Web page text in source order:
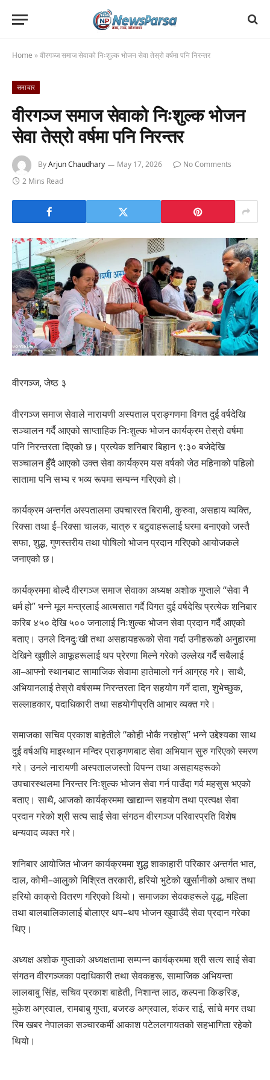
Home »वीरगञ्ज समाज सेवाको निःशुल्क भोजन सेवा तेस्रो वर्षमा पनि निरन्तर
समाचार
वीरगञ्ज समाज सेवाको निःशुल्क भोजन
सेवा तेस्रो वर्षमा पनि निरन्तर
ByArjun Chaudhary May 17, 2026
No Comments
2 Mins Read
वीरगञ्ज, जेष्ठ ३
वीरगञ्ज समाज सेवाले नारायणी अस्पताल प्राङ्गणमा विगत दुई वर्षदेखि
सञ्चालन गर्दै आएको साप्ताहिक निःशुल्क भोजन कार्यक्रम तेस्रो वर्षमा
पनि निरन्तरता दिएको छ। प्रत्येक शनिबार बिहान ९:३० बजेदेखि
सञ्चालन हुँदै आएको उक्त सेवा कार्यक्रम यस वर्षको जेठ महिनाको पहिलो
सातामा पनि सभ्य र भव्य रूपमा सम्पन्न गरिएको हो।
कार्यक्रम अन्तर्गत अस्पतालमा उपचाररत बिरामी, कुरुवा, असहाय व्यक्ति,
रिक्सा तथा ई–रिक्सा चालक, यात्रु र बटुवाहरूलाई घरमा बनाएको जस्तै
सफा, शुद्ध, गुणस्तरीय तथा पोषिलो भोजन प्रदान गरिएको आयोजकले
जनाएको छ।
कार्यक्रममा बोल्दै वीरगञ्ज समाज सेवाका अध्यक्ष अशोक गुप्ताले “सेवा नै
धर्म हो” भन्ने मूल मन्त्रलाई आत्मसात गर्दै विगत दुई वर्षदेखि प्रत्येक शनिबार
करिब ४५० देखि ५०० जनालाई निःशुल्क भोजन सेवा प्रदान गर्दै आएको
बताए। उनले दिनदुःखी तथा असहायहरूको सेवा गर्दा उनीहरूको अनुहारमा
देखिने खुशीले आफूहरूलाई थप प्रेरणा मिल्ने गरेको उल्लेख गर्दै सबैलाई
आ–आफ्नो स्थानबाट सामाजिक सेवामा हातेमालो गर्न आग्रह गरे। साथै,
अभियानलाई तेस्रो वर्षसम्म निरन्तरता दिन सहयोग गर्ने दाता, शुभेच्छुक,
सल्लाहकार, पदाधिकारी तथा सहयोगीप्रति आभार व्यक्त गरे।
समाजका सचिव प्रकाश बाहेतीले “कोही भोकै नरहोस्” भन्ने उद्देश्यका साथ
दुई वर्षअघि माइस्थान मन्दिर प्राङ्गणबाट सेवा अभियान सुरु गरिएको स्मरण
गरे। उनले नारायणी अस्पतालजस्तो विपन्न तथा असहायहरूको
उपचारस्थलमा निरन्तर निःशुल्क भोजन सेवा गर्न पाउँदा गर्व महसुस भएको
बताए। साथै, आजको कार्यक्रममा खाद्यान्न सहयोग तथा प्रत्यक्ष सेवा
प्रदान गरेको श्री सत्य साई सेवा संगठन वीरगञ्ज परिवारप्रति विशेष
धन्यवाद व्यक्त गरे।
शनिबार आयोजित भोजन कार्यक्रममा शुद्ध शाकाहारी परिकार अन्तर्गत भात,
दाल, कोभी–आलुको मिश्रित तरकारी, हरियो भुटेको खुर्सानीको अचार तथा
हरियो काक्रो वितरण गरिएको थियो। समाजका सेवकहरूले वृद्ध, महिला
तथा बालबालिकालाई बोलाएर थप–थप भोजन खुवाउँदै सेवा प्रदान गरेका
थिए।
अध्यक्ष अशोक गुप्ताको अध्यक्षतामा सम्पन्न कार्यक्रममा श्री सत्य साई सेवा
संगठन वीरगञ्जका पदाधिकारी तथा सेवकहरू, सामाजिक अभियन्ता
लालबाबु सिंह, सचिव प्रकाश बाहेती, निशान्त लाठ, कल्पना किङरिङ,
मुकेश अग्रवाल, रामबाबु गुप्ता, बजरङ अग्रवाल, शंकर राई, सांचे मगर तथा
रिम खबर नेपालका सञ्चारकर्मी आकाश पटेललगायतको सहभागिता रहेको
थियो।